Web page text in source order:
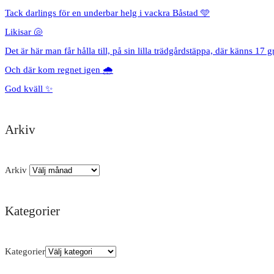
Tack darlings för en underbar helg i vackra Båstad 🩵
Likisar 🐚
Det är här man får hålla till, på sin lilla trädgårdstäppa, där känns 17
Och där kom regnet igen 🌧️
God kväll ✨
Arkiv
Arkiv
Kategorier
Kategorier